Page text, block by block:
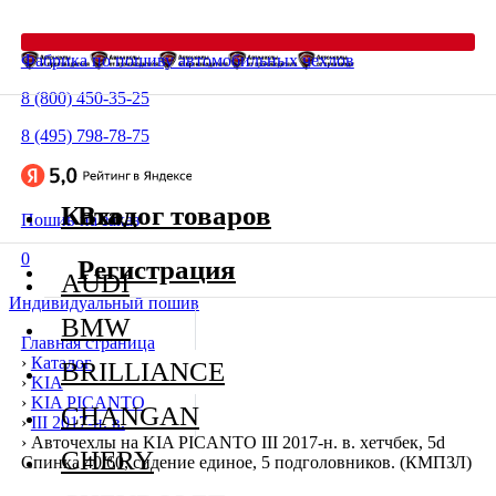
Фабрика по пошиву автомобильных чехлов
8 (800) 450-35-25
8 (495) 798-78-75
Пошив на заказ
0
Индивидуальный пошив
Главная страница
› Каталог
› KIA
› KIA PICANTO
› III 2017-н. в.
› Авточехлы на KIA PICANTO III 2017-н. в. хетчбек, 5d
Спинка 40/60, сидение единое, 5 подголовников. (КМПЗЛ)
Каталог товаров
AUDI
BMW
BRILLIANCE
CHANGAN
CHERY
Вход
Регистрация